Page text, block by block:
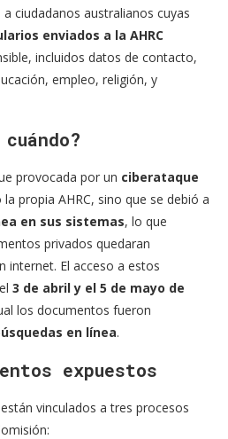
ciudadanos australianos cuyas
enviados a la AHRC
incluidos datos de contacto,
empleo, religión, y
provocada por un ciberataque
propia AHRC, sino que se debió a
en sus sistemas, lo que
privados quedaran
internet. El acceso a estos
3 de abril y el 5 de mayo de
los documentos fueron
en línea.
expuestos
vinculados a tres procesos